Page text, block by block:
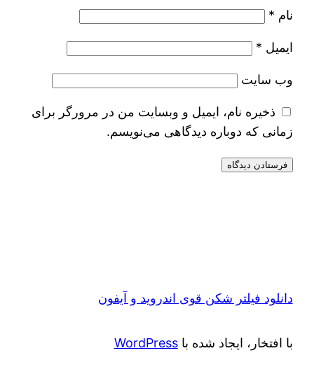
نام *
ایمیل *
وب‌ سایت
ذخیره نام، ایمیل و وبسایت من در مرورگر برای
زمانی که دوباره دیدگاهی می‌نویسم.
دانلود فیلتر شکن قوی اندروید و آیفون
با افتخار، ایجاد شده باWordPress